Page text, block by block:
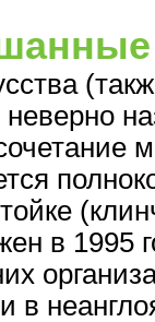
неверно
в 1995
в